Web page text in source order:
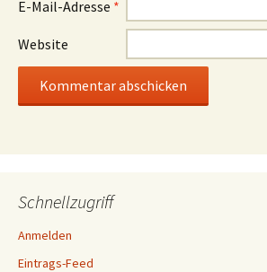
E-Mail-Adresse *
Website
Schnellzugriff
Anmelden
Eintrags-Feed